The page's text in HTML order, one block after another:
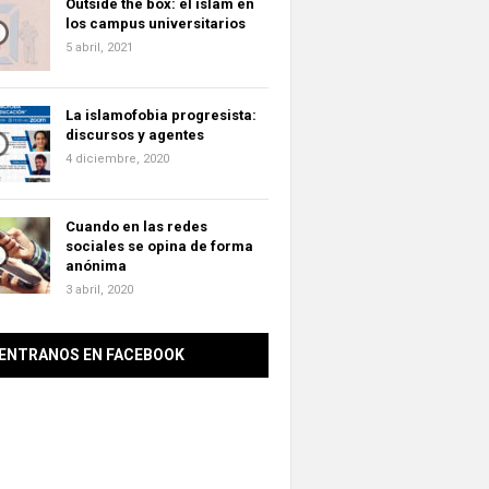
Outside the box: el islam en
los campus universitarios
5 abril, 2021
La islamofobia progresista:
discursos y agentes
4 diciembre, 2020
Cuando en las redes
sociales se opina de forma
anónima
3 abril, 2020
EN FACEBOOK